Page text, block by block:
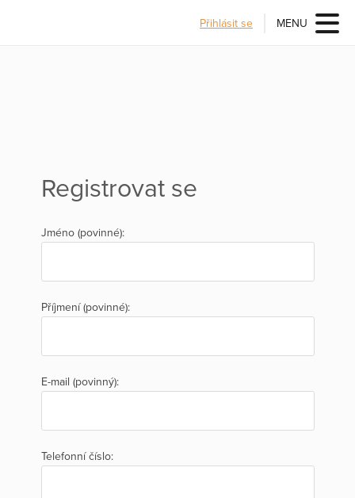
Přihlásit se MENU
Registrovat se
Jméno (povinné):
Příjmení (povinné):
E-mail (povinný):
Telefonní číslo: